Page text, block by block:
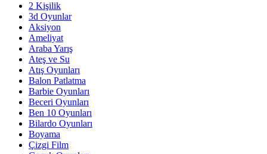
2 Kişilik
3d Oyunlar
Aksiyon
Ameliyat
Araba Yarış
Ateş ve Su
Atış Oyunları
Balon Patlatma
Barbie Oyunları
Beceri Oyunları
Ben 10 Oyunları
Bilardo Oyunları
Boyama
Çizgi Film